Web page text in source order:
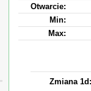
Otwarcie:
Min:
Max:
Zmiana 1d: